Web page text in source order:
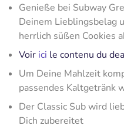
Genieße bei Subway
Deinem Lieblingsbelag
herrlich süßen Cookies
Voir ici le contenu du
Um Deine Mahlzeit
passendes Kaltgetränk
Der Classic Sub wird
Dich zubereitet